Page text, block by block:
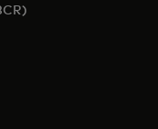
dans un nouvel onglet